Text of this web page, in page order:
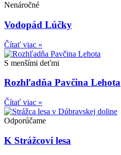
Nenáročné
Vodopád Lúčky
Čítať viac »
S menšími deťmi
Rozhľadňa Pavčina Lehota
Čítať viac »
Odporúčame
K Strážcovi lesa